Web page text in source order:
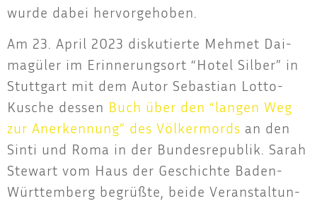
wur­de dabei hervorgehoben.
Am 23. April 2023 dis­ku­tier­te Meh­met Dai­
ma­gü­ler im Erin­ne­rungs­ort “Hotel Sil­ber” in
Stutt­gart mit dem Autor Sebas­ti­an Lot­to-
Kusche des­sen Buch über den “lan­gen Weg
zur Aner­ken­nung” des Völ­ker­mords an den
Sin­ti und Roma in der Bun­des­re­pu­blik. Sarah
Ste­wart vom Haus der Geschich­te Baden-
Würt­tem­berg begrüß­te, bei­de Ver­an­stal­tun­